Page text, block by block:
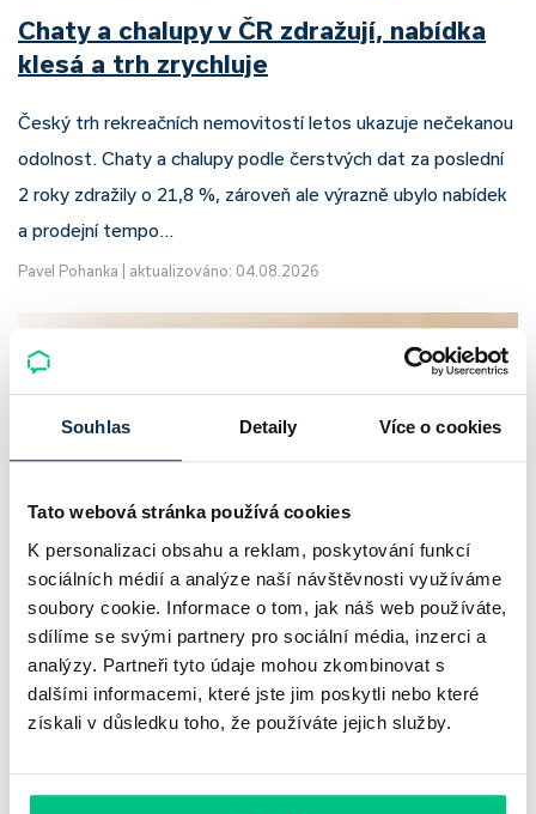
Souhlas Detaily Více o cookies
Tato webová stránka používá cookies
K personalizaci obsahu a reklam, poskytování funkcí
sociálních médií a analýze naší návštěvnosti využíváme
soubory cookie. Informace o tom, jak náš web používáte,
sdílíme se svými partnery pro sociální média, inzerci a
analýzy. Partneři tyto údaje mohou zkombinovat s
dalšími informacemi, které jste jim poskytli nebo které
získali v důsledku toho, že používáte jejich služby.
Chaty a chalupy v ČR zdražují, nabídka
klesá a trh zrychluje
Český trh rekreačních nemovitostí letos ukazuje nečekanou
odolnost. Chaty a chalupy podle čerstvých dat za poslední
2 roky zdražily o 21,8 %, zároveň ale výrazně ubylo nabídek
a prodejní tempo…
Pavel Pohanka aktualizováno: 04.08.2026
UniCredit Bank od 27.7.2026 zdražuje
hypotéky, zatímco Raiffeisenbank
prodloužila slevu do 6.9.2026
Český hypoteční trh na konci července 2026 potvrzuje, že
sazby zůstávají pod tlakem a část bank pokračuje v jejich